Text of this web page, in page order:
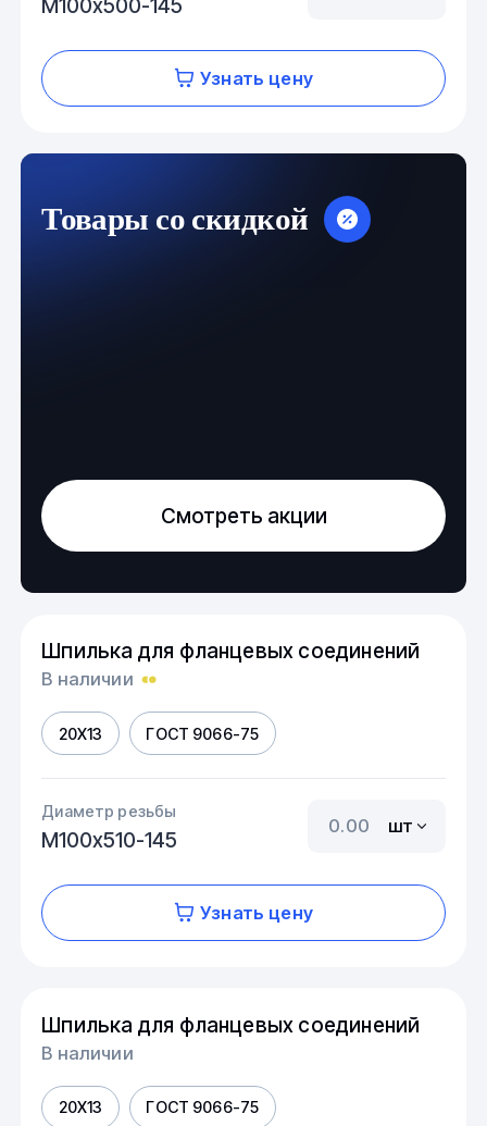
М100х500-145
Узнать цену
Товары со скидкой
Смотреть акции
Шпилька для фланцевых соединений
В наличии
20Х13 ГОСТ 9066-75
Диаметр резьбы
М100х510-145
шт
Узнать цену
Шпилька для фланцевых соединений
В наличии
20Х13 ГОСТ 9066-75